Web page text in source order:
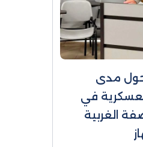
حول مدى
في
الغربية